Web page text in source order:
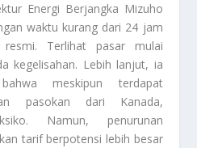
Energi Berjangka Mizuho
waktu kurang dari 24 jam
resmi. Terlihat pasar mulai
kegelisahan. Lebih lanjut, ia
meskipun terdapat
pasokan dari Kanada,
Namun, penurunan
tarif berpotensi lebih besar